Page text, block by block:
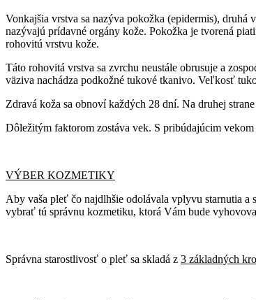
Vonkajšia vrstva sa nazýva pokožka (epidermis), druhá
nazývajú prídavné orgány kože. Pokožka je tvorená
rohovitú vrstvu kože.
Táto rohovitá vrstva sa zvrchu neustále obrusuje a
väziva nachádza podkožné tukové tkanivo. Veľkosť
Zdravá koža sa obnoví každých 28 dní. Na druhej
Dôležitým faktorom zostáva vek. S pribúdajúcim
VÝBER KOZMETIKY
Aby vaša pleť čo najdlhšie odolávala vplyvu starnutia a
vybrať tú správnu kozmetiku, ktorá Vám bude
Správna starostlivosť o pleť sa skladá z 3 základných